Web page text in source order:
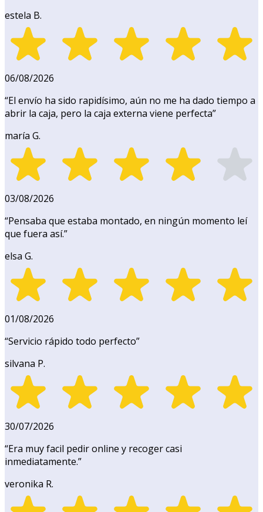
estela B.
06/08/2026
“El envío ha sido rapidísimo, aún no me ha dado tiempo a
abrir la caja, pero la caja externa viene perfecta”
maría G.
03/08/2026
“Pensaba que estaba montado, en ningún momento leí
que fuera así.”
elsa G.
01/08/2026
“Servicio rápido todo perfecto”
silvana P.
30/07/2026
“Era muy facil pedir online y recoger casi
inmediatamente.”
veronika R.